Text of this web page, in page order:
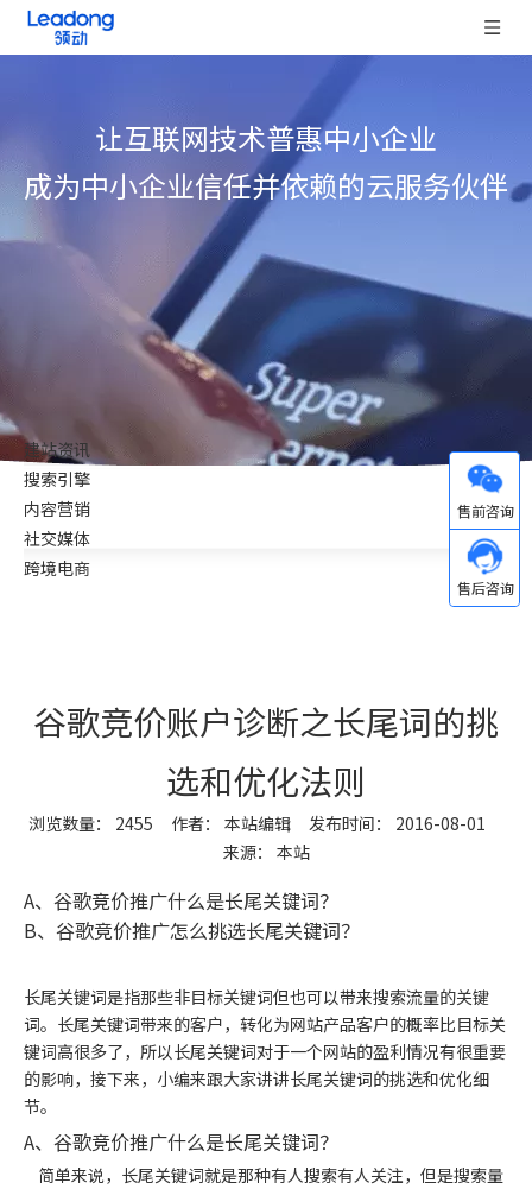
让互联网技术普惠中小企业
成为中小企业信任并依赖的云服务伙伴
建站资讯
搜索引擎
内容营销
社交媒体
跨境电商
谷歌竞价账户诊断之长尾词的挑
选和优化法则
浏览数量： 2455 作者： 本站编辑 发布时间： 2016-08-01
来源： 本站
["wechat","weibo","qzone","douban","email"]
A、谷歌竞价推广什么是长尾关键词？
B、谷歌竞价推广怎么挑选长尾关键词？
长尾关键词是指那些非目标关键词但也可以带来搜索流量的关键
词。长尾关键词带来的客户，转化为网站产品客户的概率比目标关
键词高很多了，所以长尾关键词对于一个网站的盈利情况有很重要
的影响，接下来，小编来跟大家讲讲长尾关键词的挑选和优化细
节。
A、谷歌竞价推广什么是长尾关键词？
简单来说，长尾关键词就是那种有人搜索有人关注，但是搜索量
微信